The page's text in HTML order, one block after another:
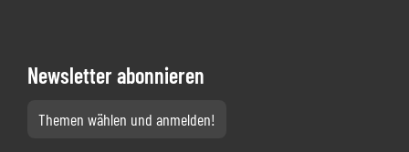
Newsletter abonnieren
Themen wählen und anmelden!